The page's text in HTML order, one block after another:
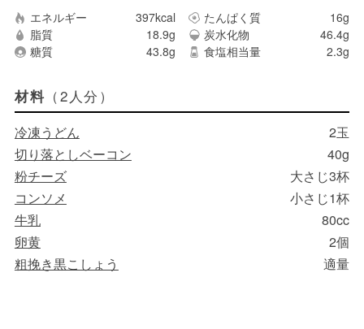
エネルギー 397kcal たんぱく質
16g
脂質
18.9g 炭水化物
46.4g
糖質
43.8g 食塩相当量 2.3g
材料 （2人分）
冷凍うどん
2玉
切り落としベーコン
40g
粉チーズ
大さじ3杯
コンソメ
小さじ1杯
牛乳
80cc
卵黄
2個
粗挽き黒こしょう
適量